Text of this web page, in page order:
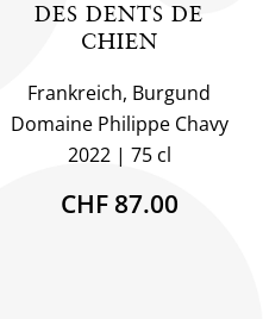
DES DENTS DE
CHIEN
Frankreich, Burgund
Domaine Philippe Chavy
2022
75 cl
CHF 87.00